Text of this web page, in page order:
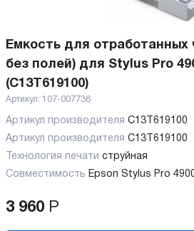
Емкость для отработанных
без полей) для Stylus Pro
(C13T619100)
Артикул: 107-007736
Артикул производителя C13T619100
Артикул производителя C13T619100
Технология печати струйная
Совместимость Epson Stylus Pro
3 960 Р